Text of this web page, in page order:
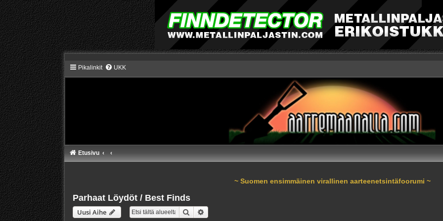
Pikalinkit UKK
Etusivu
~ Suomen ensimmäinen virallinen aarteenetsintäfoorumi ~
Parhaat Löydöt / Best Finds
Uusi Aihe Etsi